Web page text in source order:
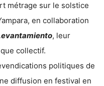
métrage sur le solstice
en collaboration
, leur
collectif.
politiques de
diffusion en festival en